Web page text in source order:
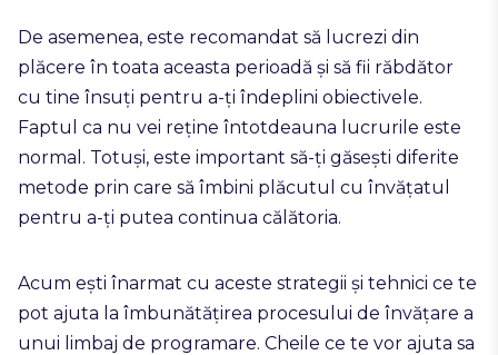
De asemenea, este recomandat să lucrezi din
plăcere în toata aceasta perioadă și să fii răbdător
cu tine însuți pentru a-ți îndeplini obiectivele.
Faptul ca nu vei reține întotdeauna lucrurile este
normal. Totuși, este important să-ți găsești diferite
metode prin care să îmbini plăcutul cu învățatul
pentru a-ți putea continua călătoria.
Acum ești înarmat cu aceste strategii și tehnici ce te
pot ajuta la îmbunătățirea procesului de învățare a
unui limbaj de programare. Cheile ce te vor ajuta sa